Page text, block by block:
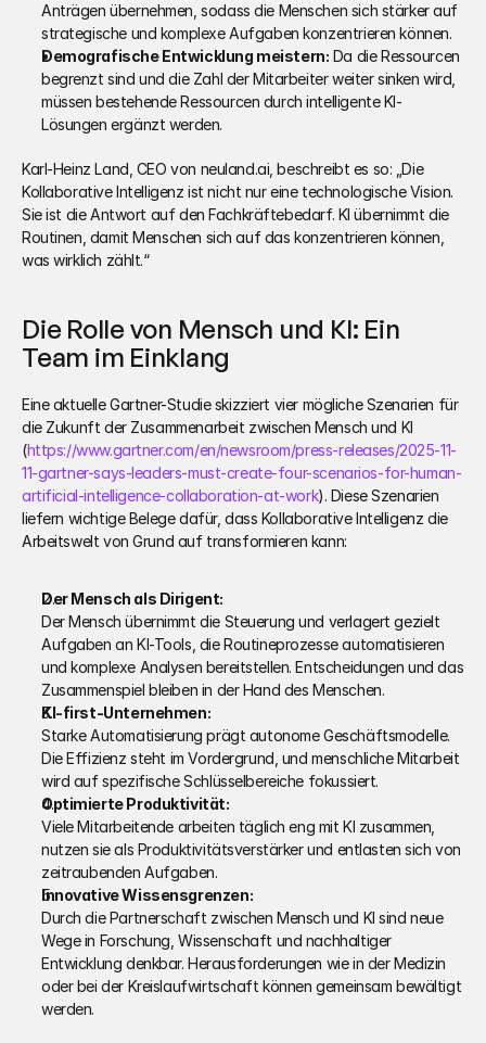
Anträgen übernehmen, sodass die Menschen sich stärker auf
strategische und komplexe Aufgaben konzentrieren können.
Demografische Entwicklung meistern: Da die Ressourcen
begrenzt sind und die Zahl der Mitarbeiter weiter sinken wird,
müssen bestehende Ressourcen durch intelligente KI-
Lösungen ergänzt werden.
Karl-Heinz Land, CEO von neuland.ai, beschreibt es so: „Die
Kollaborative Intelligenz ist nicht nur eine technologische Vision.
Sie ist die Antwort auf den Fachkräftebedarf. KI übernimmt die
Routinen, damit Menschen sich auf das konzentrieren können,
was wirklich zählt.“
Die Rolle von Mensch und KI: Ein
Team im Einklang
Eine aktuelle Gartner-Studie skizziert vier mögliche Szenarien für
die Zukunft der Zusammenarbeit zwischen Mensch und KI
(https://www.gartner.com/en/newsroom/press-releases/2025-11-
11-gartner-says-leaders-must-create-four-scenarios-for-human-
artificial-intelligence-collaboration-at-work). Diese Szenarien
liefern wichtige Belege dafür, dass Kollaborative Intelligenz die
Arbeitswelt von Grund auf transformieren kann:
Der Mensch als Dirigent:
Der Mensch übernimmt die Steuerung und verlagert gezielt
Aufgaben an KI-Tools, die Routineprozesse automatisieren
und komplexe Analysen bereitstellen. Entscheidungen und das
Zusammenspiel bleiben in der Hand des Menschen.
KI-first-Unternehmen:
Starke Automatisierung prägt autonome Geschäftsmodelle.
Die Effizienz steht im Vordergrund, und menschliche Mitarbeit
wird auf spezifische Schlüsselbereiche fokussiert.
Optimierte Produktivität:
Viele Mitarbeitende arbeiten täglich eng mit KI zusammen,
nutzen sie als Produktivitätsverstärker und entlasten sich von
zeitraubenden Aufgaben.
Innovative Wissensgrenzen:
Durch die Partnerschaft zwischen Mensch und KI sind neue
Wege in Forschung, Wissenschaft und nachhaltiger
Entwicklung denkbar. Herausforderungen wie in der Medizin
oder bei der Kreislaufwirtschaft können gemeinsam bewältigt
werden.